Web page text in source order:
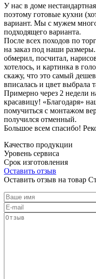
У нас в доме
поэтому готовые кухни
вариант. Мы с мужем
подходящего варианта.
После всех походов по
на заказ под наши
обмерил, посчитал,
хотелось, и картинка в
скажу, что это самый
вписалась и цвет выбрала
Примерно через 2 недели
красавицу! «Благодаря»
помучиться с монтажом
получился отменный.
Большое всем спасибо!
Качество продукции
Уровень сервиса
Срок изготовления
Оставить отзыв
Оставить отзыв на товар